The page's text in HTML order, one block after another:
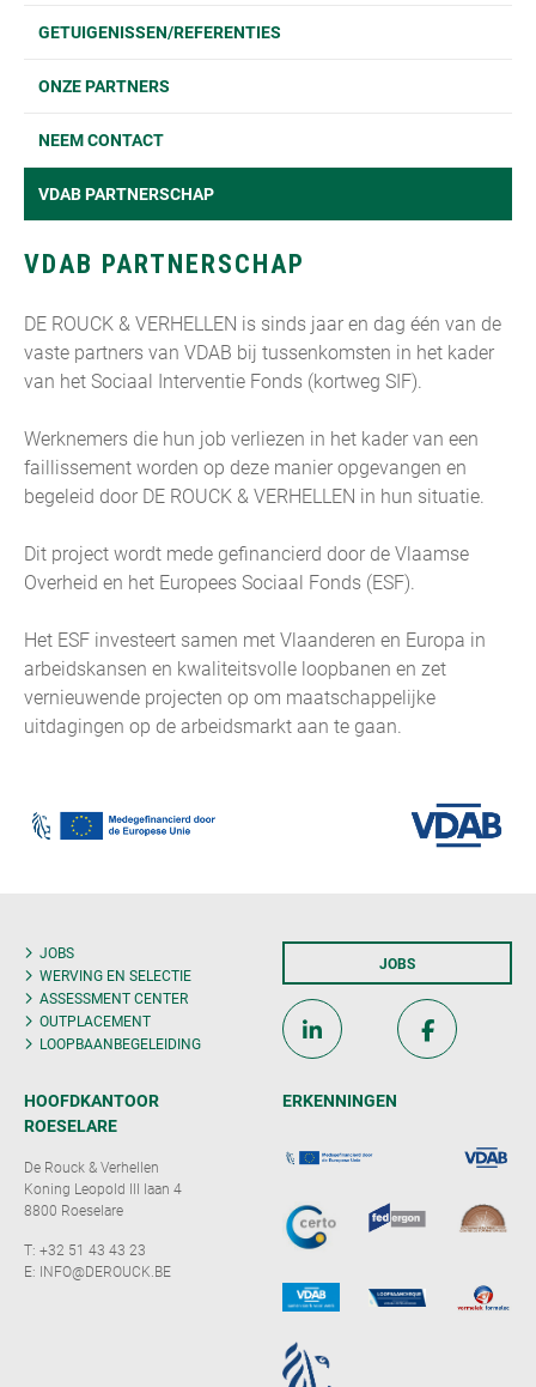
GETUIGENISSEN/REFERENTIES
ONZE PARTNERS
NEEM CONTACT
VDAB PARTNERSCHAP
VDAB PARTNERSCHAP
DE ROUCK & VERHELLEN is sinds jaar en dag één van de
vaste partners van VDAB bij tussenkomsten in het kader
van het Sociaal Interventie Fonds (kortweg SIF).
Werknemers die hun job verliezen in het kader van een
faillissement worden op deze manier opgevangen en
begeleid door DE ROUCK & VERHELLEN in hun situatie.
Dit project wordt mede gefinancierd door de Vlaamse
Overheid en het Europees Sociaal Fonds (ESF).
Het ESF investeert samen met Vlaanderen en Europa in
arbeidskansen en kwaliteitsvolle loopbanen en zet
vernieuwende projecten op om maatschappelijke
uitdagingen op de arbeidsmarkt aan te gaan.
JOBS
WERVING EN SELECTIE
ASSESSMENT CENTER
OUTPLACEMENT
LOOPBAANBEGELEIDING
JOBS
HOOFDKANTOOR
ROESELARE
De Rouck & Verhellen
Koning Leopold III laan 4
8800 Roeselare
T: +32 51 43 43 23
E: INFO@DEROUCK.BE
ERKENNINGEN